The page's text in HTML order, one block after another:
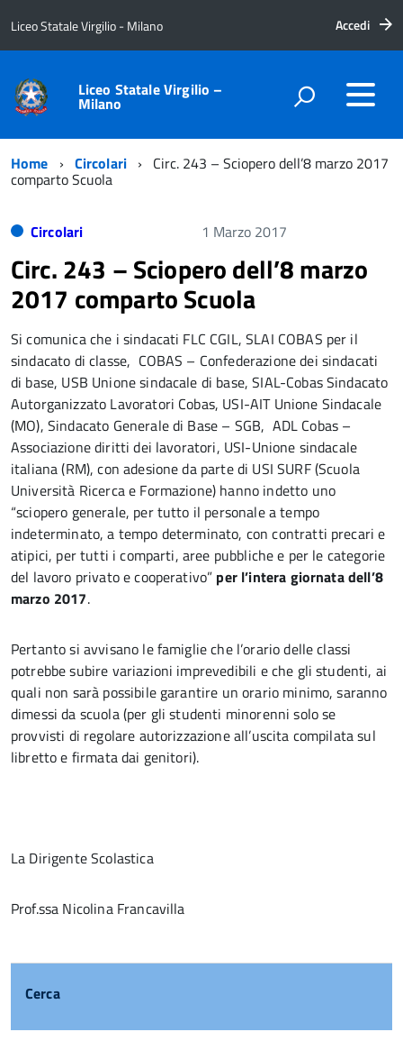
Liceo Statale Virgilio - Milano Accedi
Liceo Statale Virgilio –
Milano
Home Circolari Circ. 243 – Sciopero dell’8 marzo 2017
comparto Scuola
Circolari 1 Marzo 2017
Circ. 243 – Sciopero dell’8 marzo
2017 comparto Scuola
Si comunica che i sindacati FLC CGIL, SLAI COBAS per il
sindacato di classe, COBAS – Confederazione dei sindacati
di base, USB Unione sindacale di base, SIAL-Cobas Sindacato
Autorganizzato Lavoratori Cobas, USI-AIT Unione Sindacale
(MO), Sindacato Generale di Base – SGB, ADL Cobas –
Associazione diritti dei lavoratori, USI-Unione sindacale
italiana (RM), con adesione da parte di USI SURF (Scuola
Università Ricerca e Formazione) hanno indetto uno
“sciopero generale, per tutto il personale a tempo
indeterminato, a tempo determinato, con contratti precari e
atipici, per tutti i comparti, aree pubbliche e per le categorie
del lavoro privato e cooperativo” per l’intera giornata dell’8
marzo 2017.
Pertanto si avvisano le famiglie che l’orario delle classi
potrebbe subire variazioni imprevedibili e che gli studenti, ai
quali non sarà possibile garantire un orario minimo, saranno
dimessi da scuola (per gli studenti minorenni solo se
provvisti di regolare autorizzazione all’uscita compilata sul
libretto e firmata dai genitori).
La Dirigente Scolastica
Prof.ssa Nicolina Francavilla
Cerca